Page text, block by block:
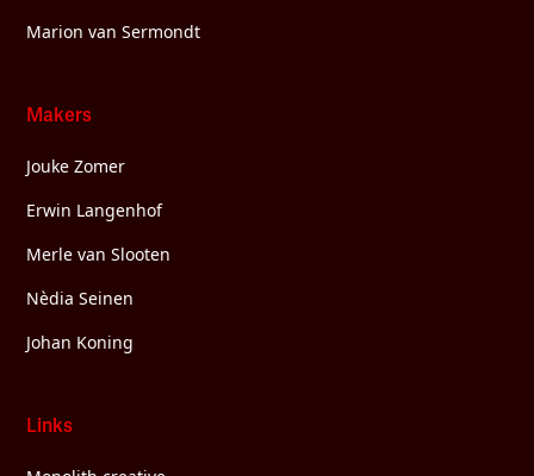
Marion van Sermondt
Makers
Jouke Zomer
Erwin Langenhof
Merle van Slooten
Nèdia Seinen
Johan Koning
Links